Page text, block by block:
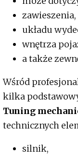
zawieszenia,
układu
wnętrza
a także
Wśród
kilka
Tuning
technicznych
silnik,